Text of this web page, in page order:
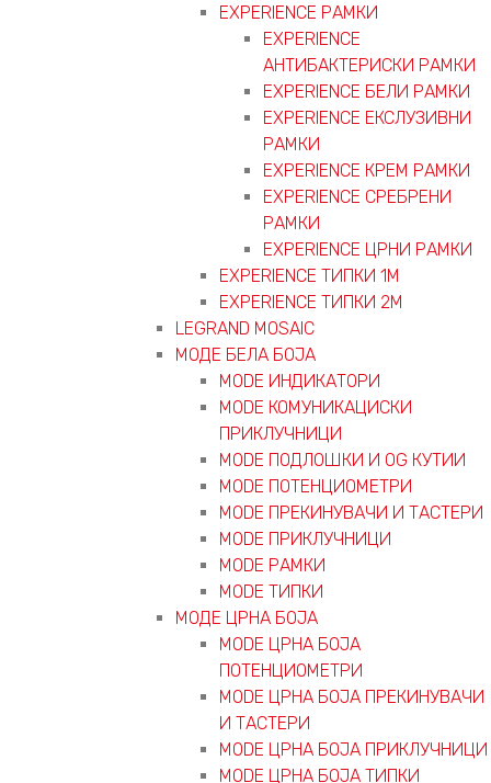
EXPERIENCE РАМКИ
EXPERIENCE
АНТИБАКТЕРИСКИ РАМКИ
EXPERIENCE БЕЛИ РАМКИ
EXPERIENCE ЕКСЛУЗИВНИ
РАМКИ
EXPERIENCE КРЕМ РАМКИ
EXPERIENCE СРЕБРЕНИ
РАМКИ
EXPERIENCE ЦРНИ РАМКИ
EXPERIENCE ТИПКИ 1M
EXPERIENCE ТИПКИ 2М
LEGRAND MOSAIC
МОДЕ БЕЛА БОЈА
MODE ИНДИКАТОРИ
MODE КОМУНИКАЦИСКИ
ПРИКЛУЧНИЦИ
MODE ПОДЛОШКИ И OG КУТИИ
MODE ПОТЕНЦИОМЕТРИ
MODE ПРEКИНУВАЧИ И ТАСТЕРИ
MODE ПРИКЛУЧНИЦИ
MODE РАМКИ
MODE ТИПКИ
МОДЕ ЦРНА БОЈА
MODE ЦРНА БОЈА
ПОТЕНЦИОМЕТРИ
MODE ЦРНА БОЈА ПРЕКИНУВАЧИ
И ТАСТЕРИ
MODE ЦРНА БОЈА ПРИКЛУЧНИЦИ
MODE ЦРНА БОЈА ТИПКИ